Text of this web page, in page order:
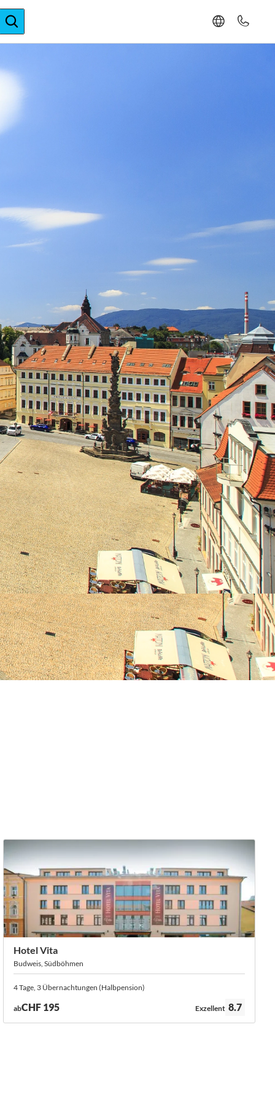
Expertise
Hotel Vita
Budweis, Südböhmen
4 Tage, 3 Übernachtungen (Halbpension)
abCHF 195 Bewertung:
Exzellent 8.7